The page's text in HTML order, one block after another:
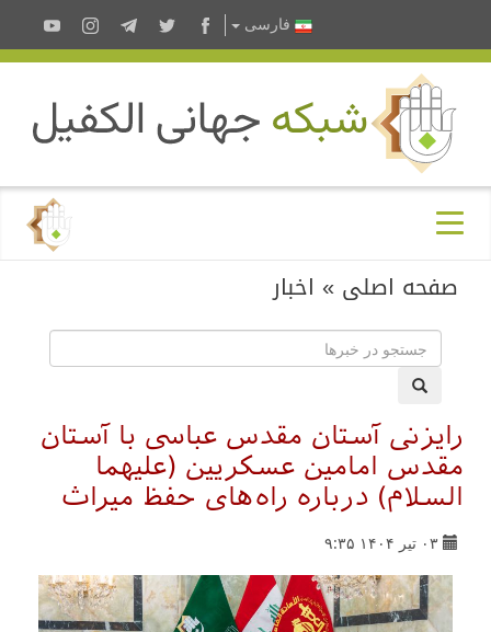
فارسى
صفحه اصلی » اخبار
رایزنی آستان مقدس عباسی با آستان
مقدس امامین عسکریین (علیهما
السلام) درباره راه‌های حفظ میراث
۰۳ تیر ۱۴۰۴ ۹:۳۵